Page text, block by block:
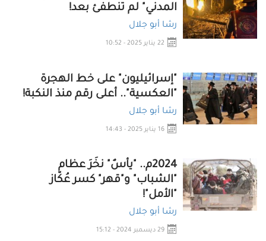
المدني" لم تنطفئ بعد!
رشا أبو جلال
22 يناير 2025 - 10:52
"إسرائيليون" على خط الهجرة
"العكسية".. أعلى رقم منذ النكبة!
رشا أبو جلال
16 يناير 2025 - 14:43
2024م.. "يأسٌ" نخَرَ عظام
"الشباب" و"قهر" كسر عُكّاز
"الأمل"!
رشا أبو جلال
29 ديسمبر 2024 - 15:12